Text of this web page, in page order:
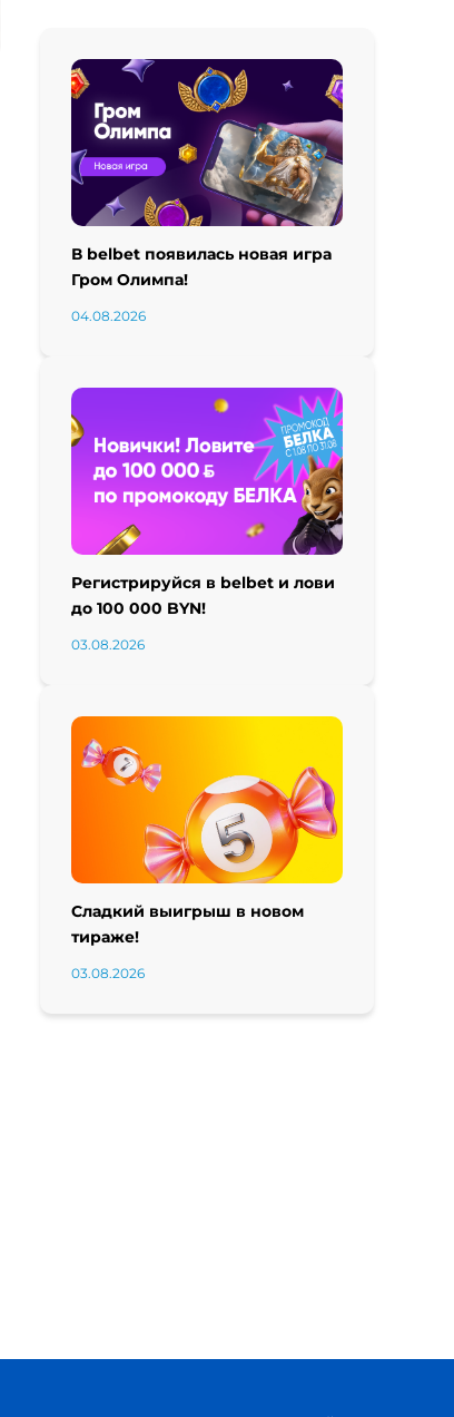
В belbet появилась новая игра
Гром Олимпа!
04.08.2026
Регистрируйся в belbet и лови
до 100 000 BYN!
03.08.2026
Сладкий выигрыш в новом
тираже!
03.08.2026